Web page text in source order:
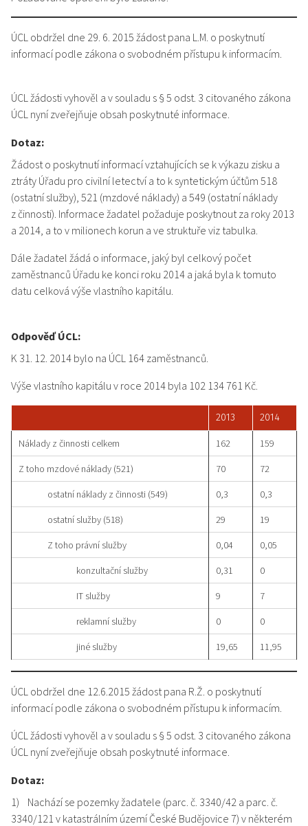
ÚCL obdržel dne 29. 6. 2015 žádost pana L.M. o poskytnutí
informací podle zákona o svobodném přístupu k informacím.
ÚCL žádosti vyhověl a v souladu s § 5 odst. 3 citovaného zákona
ÚCL nyní zveřejňuje obsah poskytnuté informace.
Dotaz:
Žádost o poskytnutí informací vztahujících se k výkazu zisku a
ztráty Úřadu pro civilní letectví a to k syntetickým účtům 518
(ostatní služby), 521 (mzdové náklady) a 549 (ostatní náklady
z činnosti). Informace žadatel požaduje poskytnout za roky 2013
a 2014, a to v milionech korun a ve struktuře viz tabulka.
Dále žadatel žádá o informace, jaký byl celkový počet
zaměstnanců Úřadu ke konci roku 2014 a jaká byla k tomuto
datu celková výše vlastního kapitálu.
Odpověď ÚCL:
K 31. 12. 2014 bylo na ÚCL 164 zaměstnanců.
Výše vlastního kapitálu v roce 2014 byla 102 134 761 Kč.
2013 2014
Náklady z činnosti celkem 162 159
Z toho mzdové náklady (521) 70 72
ostatní náklady z činnosti (549) 0,3 0,3
ostatní služby (518) 29 19
Z toho právní služby 0,04 0,05
konzultační služby 0,31 0
IT služby 9 7
reklamní služby 0 0
jiné služby 19,65 11,95
ÚCL obdržel dne 12.6.2015 žádost pana R.Ž. o poskytnutí
informací podle zákona o svobodném přístupu k informacím.
ÚCL žádosti vyhověl a v souladu s § 5 odst. 3 citovaného zákona
ÚCL nyní zveřejňuje obsah poskytnuté informace.
Dotaz:
1) Nachází se pozemky žadatele (parc. č. 3340/42 a parc. č.
3340/121 v katastrálním území České Budějovice 7) v některém